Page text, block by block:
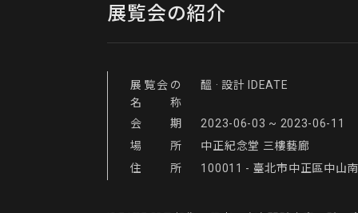
展覧会の紹介
展覧会の
名称
醞 · 設計 IDEATE
会期
2023-06-03 ~ 2023-06-11
場所
中正紀念堂 三樓藝廊
住所
100011 - 臺北市中正區中山